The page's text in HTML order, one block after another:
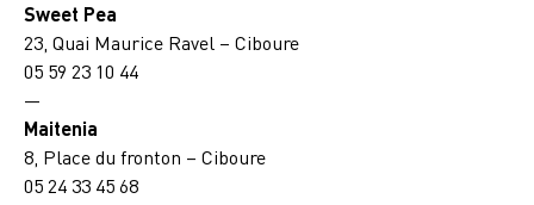
Sweet Pea
23, Quai Maurice Ravel – Ciboure
05 59 23 10 44
—
Maitenia
8, Place du fronton – Ciboure
05 24 33 45 68